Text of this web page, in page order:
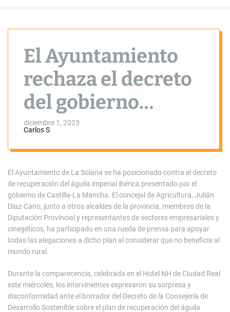
El Ayuntamiento
rechaza el decreto
del gobierno
regional sobre el
águila imperial
diciembre 1, 2023
Carlos S
El Ayuntamiento de La Solana se ha posicionado contra el decreto
de recuperación del águila imperial ibérica presentado por el
gobierno de Castilla-La Mancha. El concejal de Agricultura, Julián
Díaz-Cano, junto a otros alcaldes de la provincia, miembros de la
Diputación Provincial y representantes de sectores empresariales y
cinegéticos, ha participado en una rueda de prensa para apoyar
todas las alegaciones a dicho plan al considerar que no beneficia al
mundo rural.
Durante la comparecencia, celebrada en el Hotel NH de Ciudad Real
este miércoles, los intervinientes expresaron su sorpresa y
disconformidad ante el borrador del Decreto de la Consejería de
Desarrollo Sostenible sobre el plan de recuperación del águila